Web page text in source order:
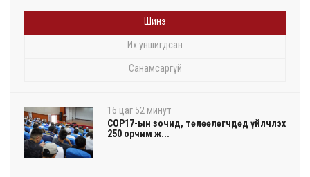
Шинэ
Их уншигдсан
Санамсаргүй
16 цаг 52 минут
COP17-ын зочид, төлөөлөгчдөд үйлчлэх
250 орчим ж...